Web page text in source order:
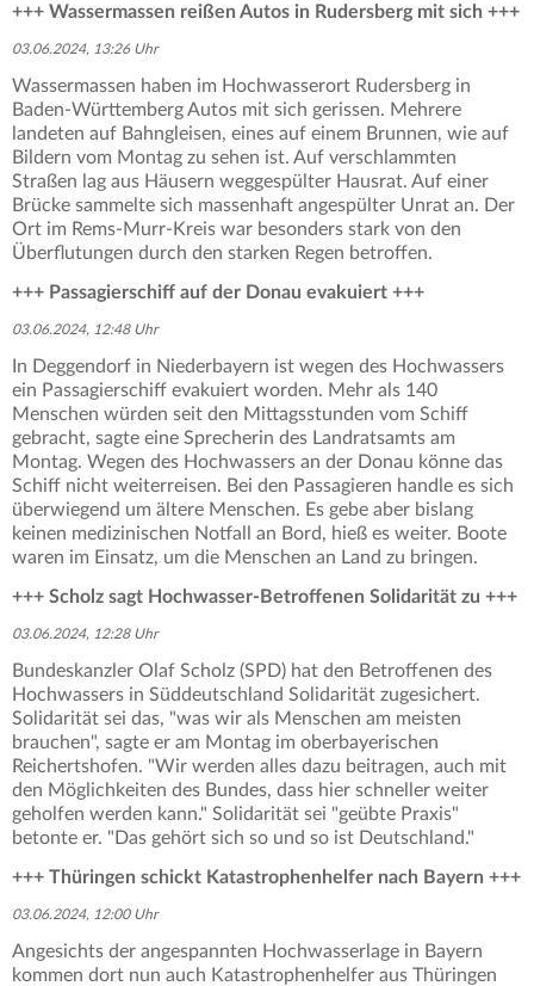
+++ Wassermassen reißen Autos in Rudersberg mit sich +++
03.06.2024, 13:26 Uhr
Wassermassen haben im Hochwasserort Rudersberg in
Baden-Württemberg Autos mit sich gerissen. Mehrere
landeten auf Bahngleisen, eines auf einem Brunnen, wie auf
Bildern vom Montag zu sehen ist. Auf verschlammten
Straßen lag aus Häusern weggespülter Hausrat. Auf einer
Brücke sammelte sich massenhaft angespülter Unrat an. Der
Ort im Rems-Murr-Kreis war besonders stark von den
Überflutungen durch den starken Regen betroffen.
+++ Passagierschiff auf der Donau evakuiert +++
03.06.2024, 12:48 Uhr
In Deggendorf in Niederbayern ist wegen des Hochwassers
ein Passagierschiff evakuiert worden. Mehr als 140
Menschen würden seit den Mittagsstunden vom Schiff
gebracht, sagte eine Sprecherin des Landratsamts am
Montag. Wegen des Hochwassers an der Donau könne das
Schiff nicht weiterreisen. Bei den Passagieren handle es sich
überwiegend um ältere Menschen. Es gebe aber bislang
keinen medizinischen Notfall an Bord, hieß es weiter. Boote
waren im Einsatz, um die Menschen an Land zu bringen.
+++ Scholz sagt Hochwasser-Betroffenen Solidarität zu +++
03.06.2024, 12:28 Uhr
Bundeskanzler Olaf Scholz (SPD) hat den Betroffenen des
Hochwassers in Süddeutschland Solidarität zugesichert.
Solidarität sei das, "was wir als Menschen am meisten
brauchen", sagte er am Montag im oberbayerischen
Reichertshofen. "Wir werden alles dazu beitragen, auch mit
den Möglichkeiten des Bundes, dass hier schneller weiter
geholfen werden kann." Solidarität sei "geübte Praxis"
betonte er. "Das gehört sich so und so ist Deutschland."
+++ Thüringen schickt Katastrophenhelfer nach Bayern +++
03.06.2024, 12:00 Uhr
Angesichts der angespannten Hochwasserlage in Bayern
kommen dort nun auch Katastrophenhelfer aus Thüringen